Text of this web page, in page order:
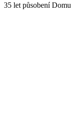
35 let působení